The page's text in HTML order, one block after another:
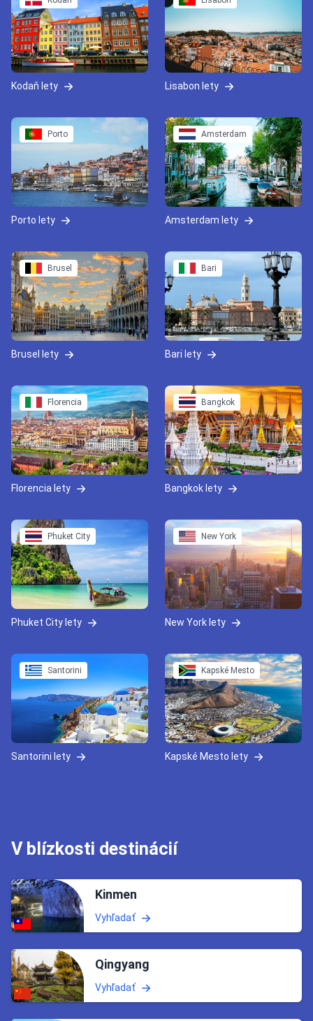
Kodaň lety Lisabon lety
Porto
Porto lety
Amsterdam
Amsterdam lety
Brusel
Brusel lety
Bari
Bari lety
Florencia
Florencia lety
Bangkok
Bangkok lety
Phuket City
Phuket City lety
New York
New York lety
Santorini
Santorini lety
Kapské Mesto
Kapské Mesto lety
V blízkosti destinácií
Kinmen
Vyhľadať
Qingyang
Vyhľadať